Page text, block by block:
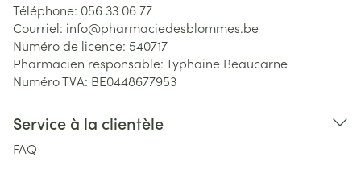
Téléphone: 056 33 06 77
Courriel: info@pharmaciedesblommes.be
Numéro de licence: 540717
Pharmacien responsable:Typhaine Beaucarne
Numéro TVA: BE0448677953
Service à la clientèle
FAQ